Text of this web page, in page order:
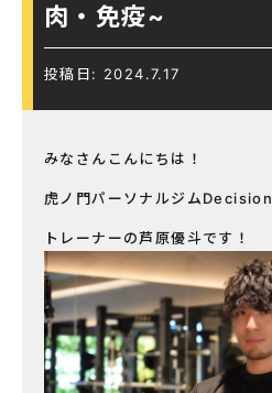
肉・免疫~
投稿日: 2024.7.17
みなさんこんにちは！
虎ノ門パーソナルジムDecision
トレーナーの芦原優斗です！